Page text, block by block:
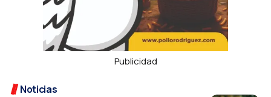
Publicidad
Noticias